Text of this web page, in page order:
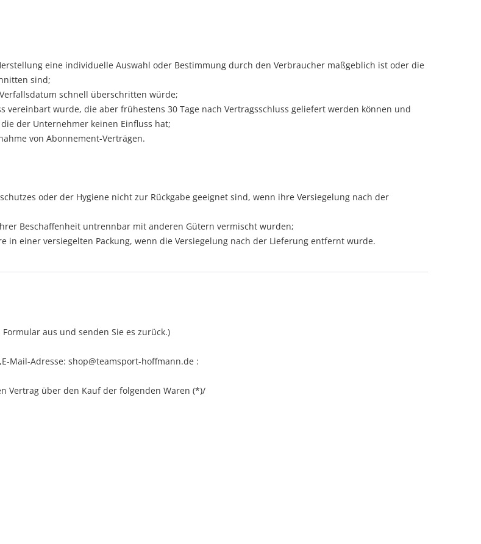
eine individuelle Auswahl oder Bestimmung durch den Verbraucher maßgeblich ist oder die
sind;
schnell überschritten würde;
vereinbart wurde, die aber frühestens 30 Tage nach Vertragsschluss geliefert werden können und
der Unternehmer keinen Einfluss hat;
von Abonnement-Verträgen.
oder der Hygiene nicht zur Rückgabe geeignet sind, wenn ihre Versiegelung nach der
Beschaffenheit untrennbar mit anderen Gütern vermischt wurden;
in einer versiegelten Packung, wenn die Versiegelung nach der Lieferung entfernt wurde.
aus und senden Sie es zurück.)
,E-Mail-Adresse: shop@teamsport-hoffmann.de :
Vertrag über den Kauf der folgenden Waren (*)/